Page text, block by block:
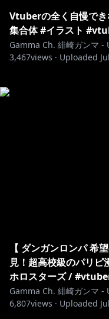
Vtuberの全く自慢で
集合体 #イラスト
Gamma Ch. 緋崎ガンマ -
3,467views · Uploaded
【 ダンガンロンパ 希
見！超高校級のパリ
ホロスターズ / #vtuber
Gamma Ch. 緋崎ガンマ -
6,807views · Uploaded